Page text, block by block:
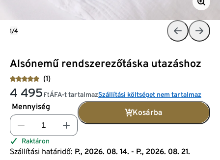
Alsónemű rendszerezőtáska utazáshoz
(1)
4 495 FtÁFA-t tartalmazSzállítási költséget nem tartalmaz
Mennyiség
Kosárba
Raktáron
Szállítási határidő: P., 2026. 08. 14. - P., 2026. 08. 21.
1/4